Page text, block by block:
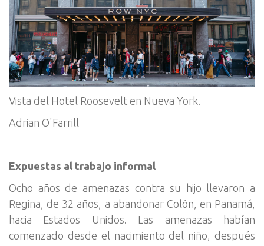
Vista del Hotel Roosevelt en Nueva York.
Adrian O'Farrill
Expuestas al trabajo informal
Ocho años de amenazas contra su hijo llevaron a
Regina, de 32 años, a abandonar Colón, en Panamá,
hacia Estados Unidos. Las amenazas habían
comenzado desde el nacimiento del niño, después